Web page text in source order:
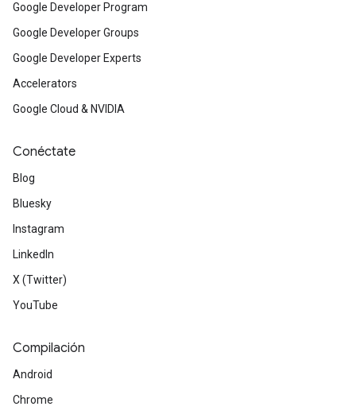
Google Developer Program
Google Developer Groups
Google Developer Experts
Accelerators
Google Cloud & NVIDIA
Conéctate
Blog
Bluesky
Instagram
LinkedIn
X (Twitter)
YouTube
Compilación
Android
Chrome